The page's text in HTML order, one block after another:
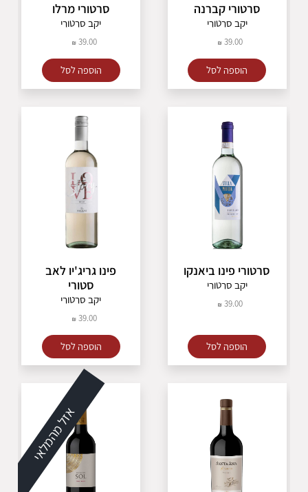
סרטורי קברנה
יקב סרטורי
39.00
הוספה לסל
סרטורי מרלו
יקב סרטורי
39.00
הוספה לסל
סרטורי פינו ביאנקו
יקב סרטורי
39.00
הוספה לסל
פינו גריג'יו לאב
סטורי
יקב סרטורי
39.00
הוספה לסל
אזל מהמלאי